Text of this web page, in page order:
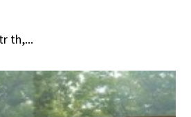
th,...